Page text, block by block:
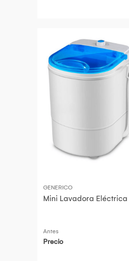
GENERICO
Mini Lavadora Eléctrica
Antes
Precio